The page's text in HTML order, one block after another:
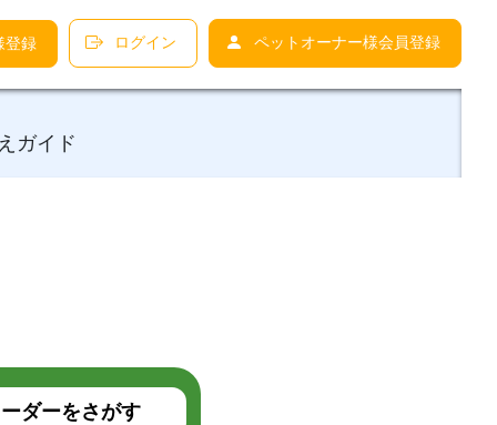
登録 ログイン ペットオーナー様会員登録
ガイド
ダーをさがす